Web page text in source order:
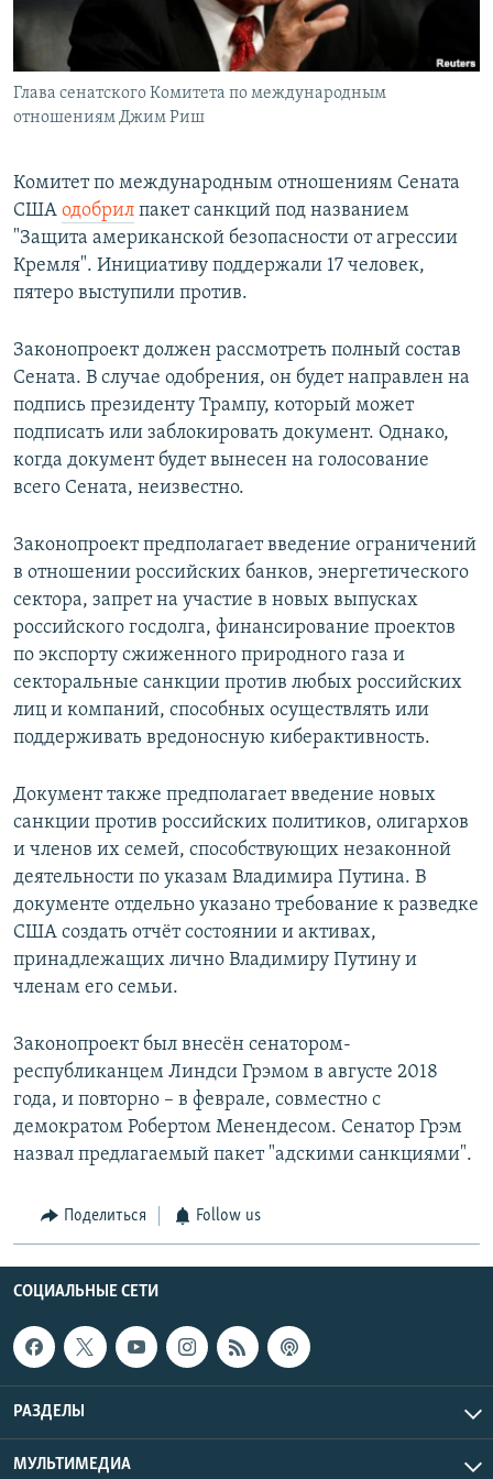
Հայերեն
English
Русский
Все сайты Радио Азатутюн
Глава сенатского Комитета по международным
отношениям Джим Риш
Комитет по международным отношениям Сената
США​ одобрил пакет санкций под названием
"Защита американской безопасности от агрессии
Кремля". Инициативу поддержали 17 человек,
пятеро выступили против.
Законопроект должен рассмотреть полный состав
Сената. В случае одобрения, он будет направлен на
подпись президенту Трампу, который может
подписать или заблокировать документ. Однако,
когда документ будет вынесен на голосование
всего Сената, неизвестно.
Законопроект предполагает введение ограничений
в отношении российских банков, энергетического
сектора, запрет на участие в новых выпусках
российского госдолга, финансирование проектов
по экспорту сжиженного природного газа и
секторальные санкции против любых российских
лиц и компаний, способных осуществлять или
поддерживать вредоносную киберактивность.
Документ также предполагает введение новых
санкции против российских политиков, олигархов
и членов их семей, способствующих незаконной
деятельности по указам Владимира Путина. В
документе отдельно указано требование к разведке
США создать отчёт состоянии и активах,
принадлежащих лично Владимиру Путину и
членам его семьи.
Законопроект был внесён сенатором-
республиканцем Линдси Грэмом в августе 2018
года, и повторно – в феврале, совместно с
демократом Робертом Менендесом. Сенатор Грэм
назвал предлагаемый пакет "адскими санкциями".
Поделиться Follow us
СОЦИАЛЬНЫЕ СЕТИ
РАЗДЕЛЫ
МУЛЬТИМЕДИА